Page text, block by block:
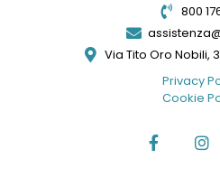
800
Via Tito Oro Nobili,
Privacy
Cookie